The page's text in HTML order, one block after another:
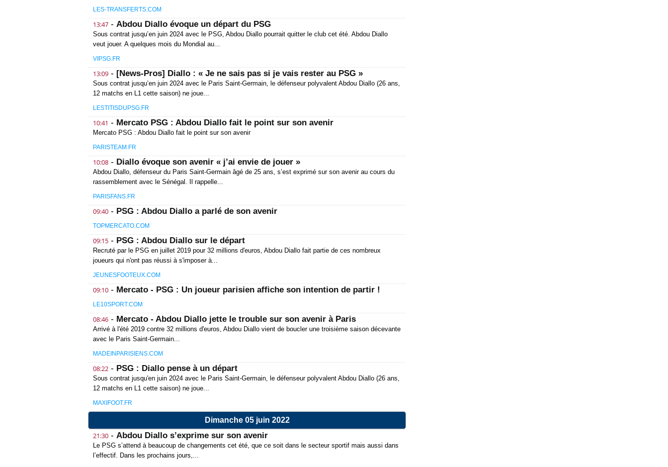
LES-TRANSFERTS.COM
13:47 - Abdou Diallo évoque un départ du PSG
Sous contrat jusqu’en juin 2024 avec le PSG, Abdou Diallo pourrait quitter le club cet été. Abdou Diallo
veut jouer. A quelques mois du Mondial au...
VIPSG.FR
13:09 - [News-Pros] Diallo : « Je ne sais pas si je vais rester au PSG »
Sous contrat jusqu’en juin 2024 avec le Paris Saint-Germain, le défenseur polyvalent Abdou Diallo (26 ans,
12 matchs en L1 cette saison) ne joue...
LESTITISDUPSG.FR
10:41 - Mercato PSG : Abdou Diallo fait le point sur son avenir
Mercato PSG : Abdou Diallo fait le point sur son avenir
PARISTEAM.FR
10:08 - Diallo évoque son avenir « j’ai envie de jouer »
Abdou Diallo, défenseur du Paris Saint-Germain âgé de 25 ans, s’est exprimé sur son avenir au cours du
rassemblement avec le Sénégal. Il rappelle...
PARISFANS.FR
09:40 - PSG : Abdou Diallo a parlé de son avenir
TOPMERCATO.COM
09:15 - PSG : Abdou Diallo sur le départ
Recruté par le PSG en juillet 2019 pour 32 millions d'euros, Abdou Diallo fait partie de ces nombreux
joueurs qui n'ont pas réussi à s'imposer à...
JEUNESFOOTEUX.COM
09:10 - Mercato - PSG : Un joueur parisien affiche son intention de partir !
LE10SPORT.COM
08:46 - Mercato - Abdou Diallo jette le trouble sur son avenir à Paris
Arrivé à l'été 2019 contre 32 millions d'euros, Abdou Diallo vient de boucler une troisième saison décevante
avec le Paris Saint-Germain...
MADEINPARISIENS.COM
08:22 - PSG : Diallo pense à un départ
Sous contrat jusqu'en juin 2024 avec le Paris Saint-Germain, le défenseur polyvalent Abdou Diallo (26 ans,
12 matchs en L1 cette saison) ne joue...
MAXIFOOT.FR
Dimanche 05 juin 2022
21:30 - Abdou Diallo s’exprime sur son avenir
Le PSG s’attend à beaucoup de changements cet été, que ce soit dans le secteur sportif mais aussi dans
l’effectif. Dans les prochains jours,...